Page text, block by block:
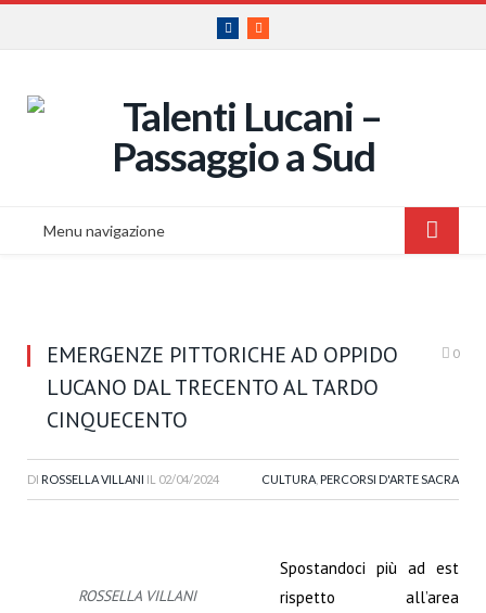
Facebook
RSS
Menu navigazione
EMERGENZE PITTORICHE AD OPPIDO
LUCANO DAL TRECENTO AL TARDO
CINQUECENTO
0
DI ROSSELLA VILLANI IL 02/04/2024 CULTURA PERCORSI D'ARTE SACRA
ROSSELLA VILLANI
Spostandoci più ad est
rispetto all’area